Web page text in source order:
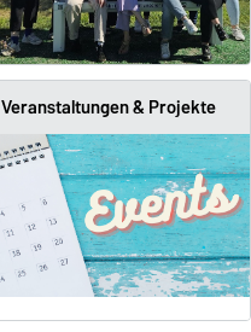
Veranstaltungen & Projekte